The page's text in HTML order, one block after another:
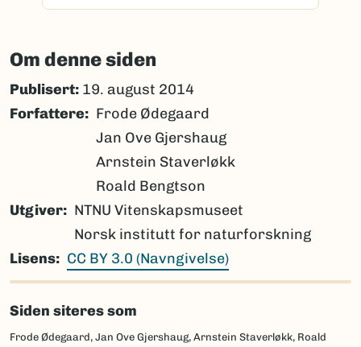
Om denne siden
Publisert: 19. august 2014
Forfattere
Frode Ødegaard
Jan Ove Gjershaug
Arnstein Staverløkk
Roald Bengtson
Utgiver
NTNU Vitenskapsmuseet
Norsk institutt for naturforskning
Lisens
CC BY 3.0 (Navngivelse)
Siden siteres som
Frode Ødegaard, Jan Ove Gjershaug, Arnstein Staverløkk, Roald